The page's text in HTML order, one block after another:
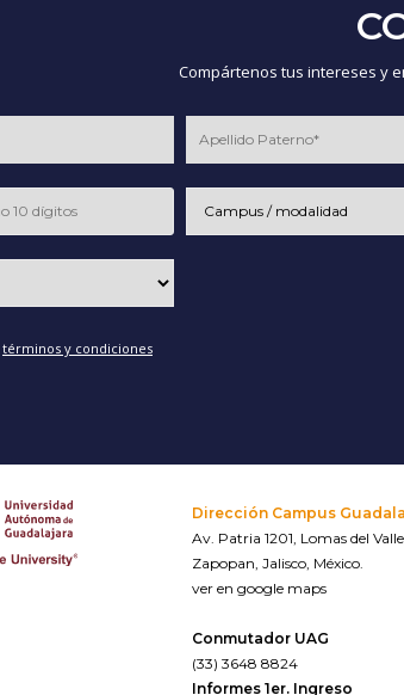
Compártenos tus intereses y
términos y condiciones
Dirección Campus
Av. Patria 1201, Lomas del
Zapopan, Jalisco, México.
ver en google maps
Conmutador UAG
(33) 3648 8824
Informes 1er. Ingreso